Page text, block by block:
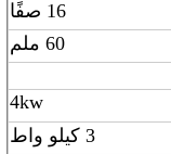
16 صفًا
60 ملم
4kw
3 كيلو واط